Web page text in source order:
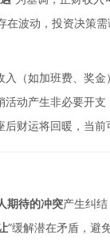
波动，投资决策需
入（如加班费、奖
活动产生非必要开
后财运将回暖，当
期待的冲突产生纠
”缓解潜在矛盾，避